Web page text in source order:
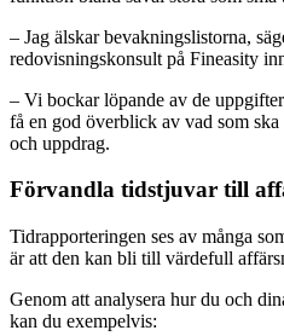
– Jag älskar bevakningslistorna,
redovisningskonsult på Fineasity
– Vi bockar löpande av de
få en god överblick av vad som
och uppdrag.
Förvandla tidstjuvar till
Tidrapporteringen ses av många
är att den kan bli till värdefull
Genom att analysera hur du och
kan du exempelvis: